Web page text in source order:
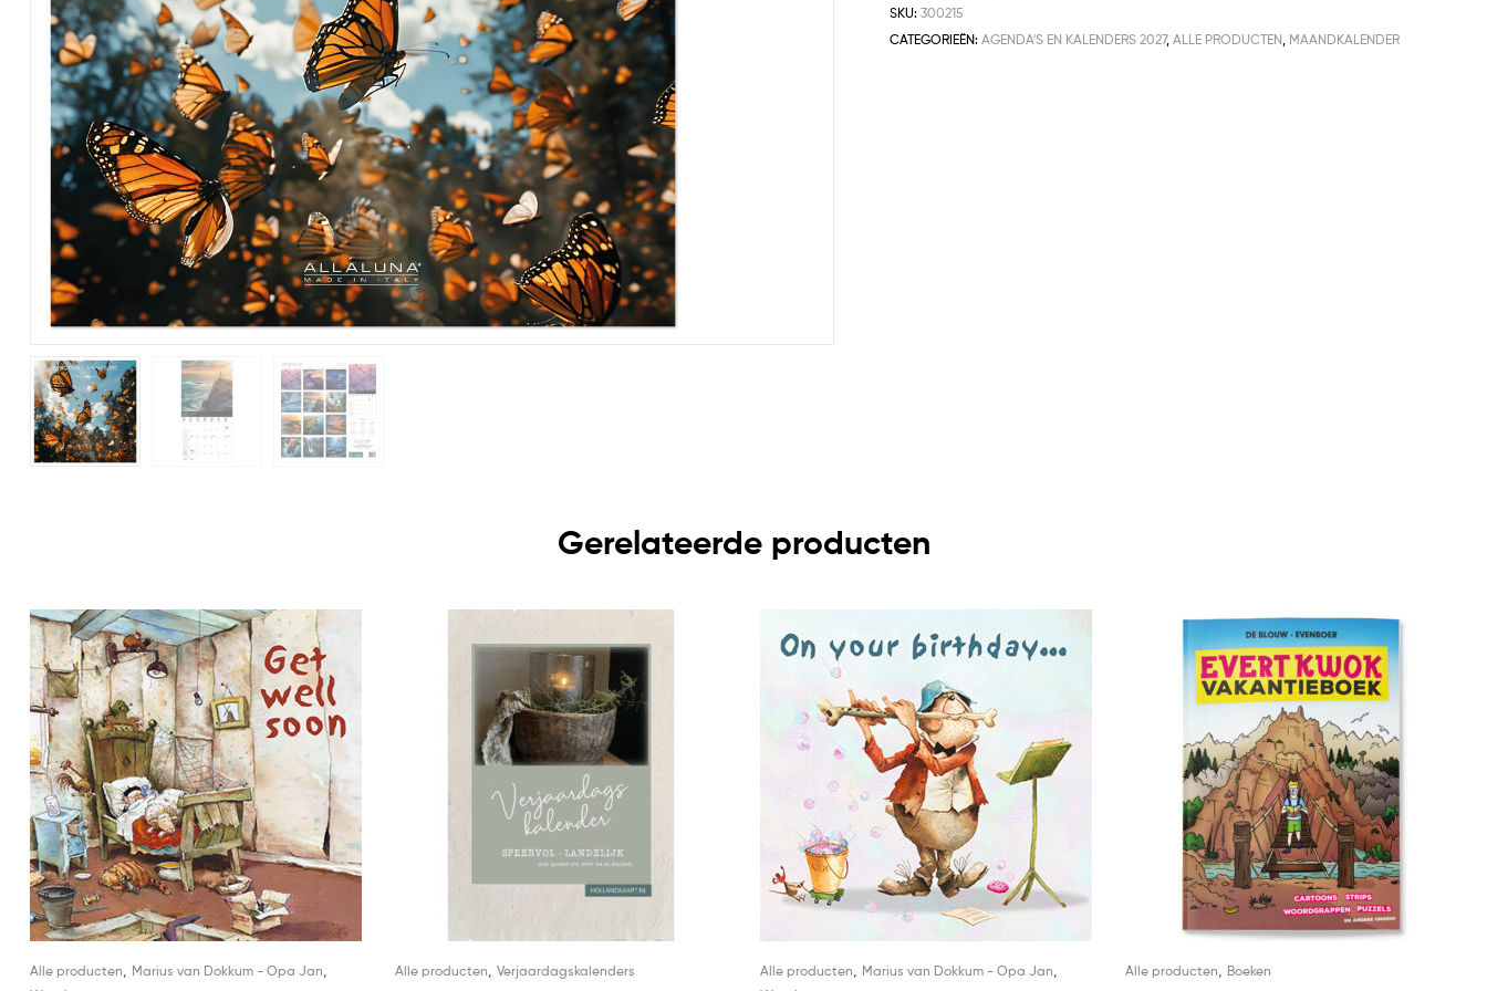
SKU:300215
CATEGORIEËN:AGENDA'S EN KALENDERS 2027,ALLE PRODUCTEN MAANDKALENDER
Gerelateerde producten
Alle producten, Marius van Dokkum - Opa Jan, Alle producten, Verjaardagskalenders Alle producten, Marius van Dokkum - Opa Jan, Alle producten, Boeken